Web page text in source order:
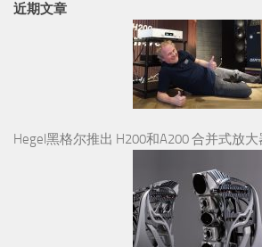
近期文章
Hegel黑格尔推出 H200和A200 合并式放大